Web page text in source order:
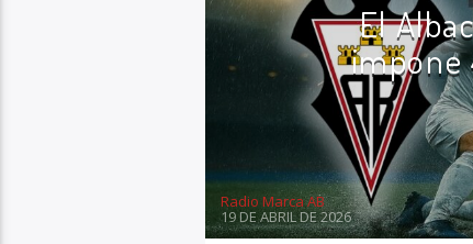
El
impone
Radio Marca AB
19 DE ABRIL DE 2026